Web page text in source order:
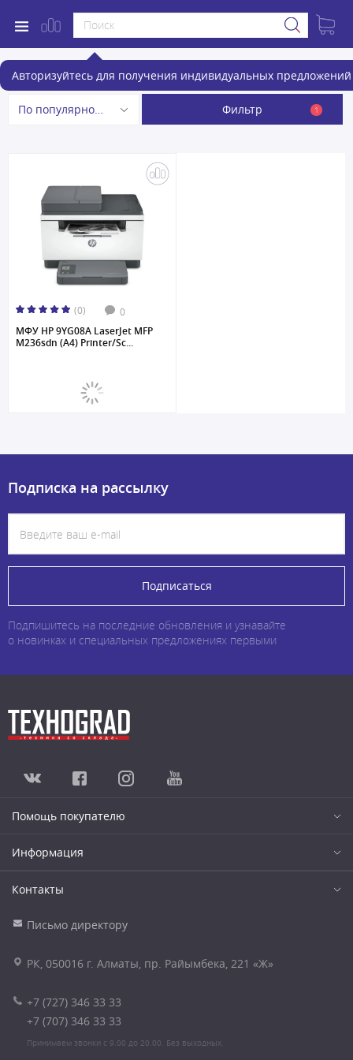
Авторизуйтесь для получения индивидуальных предложений
МФУ
По популярности Фильтр 1
(0) 0
МФУ HP 9YG08A LaserJet MFP
M236sdn (A4) Printer/Sc...
Подписка на рассылку
Подписаться
Подпишитесь на последние обновления и узнавайте
о новинках и специальных предложениях первыми
Помощь покупателю
Информация
Контакты
Письмо директору
РК, 050016 г. Алматы, пр. Райымбека, 221 «Ж»
+7 (727) 346 33 33
+7 (707) 346 33 33
Принимаем звонки с 9.00 до 20.00. Без выходных.